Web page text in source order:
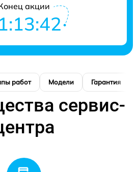
акции
работ Модели Гарантия
сервис-